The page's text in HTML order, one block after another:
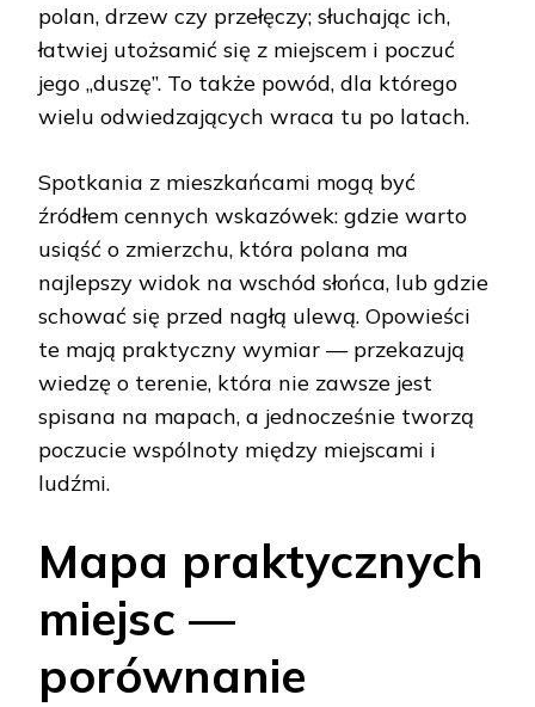
polan, drzew czy przełęczy; słuchając ich,
łatwiej utożsamić się z miejscem i poczuć
jego „duszę”. To także powód, dla którego
wielu odwiedzających wraca tu po latach.
Spotkania z mieszkańcami mogą być
źródłem cennych wskazówek: gdzie warto
usiąść o zmierzchu, która polana ma
najlepszy widok na wschód słońca, lub gdzie
schować się przed nagłą ulewą. Opowieści
te mają praktyczny wymiar — przekazują
wiedzę o terenie, która nie zawsze jest
spisana na mapach, a jednocześnie tworzą
poczucie wspólnoty między miejscami i
ludźmi.
Mapa praktycznych
miejsc —
porównanie